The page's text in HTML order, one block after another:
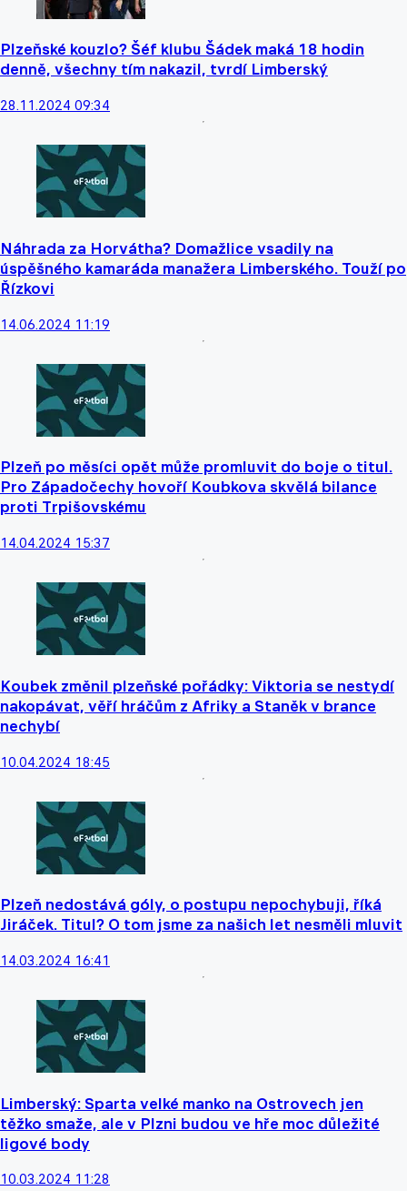
Plzeňské kouzlo? Šéf klubu Šádek maká 18 hodin
denně, všechny tím nakazil, tvrdí Limberský
28.11.2024 09:34
Náhrada za Horvátha? Domažlice vsadily na
úspěšného kamaráda manažera Limberského. Touží po
Řízkovi
14.06.2024 11:19
Plzeň po měsíci opět může promluvit do boje o titul.
Pro Západočechy hovoří Koubkova skvělá bilance
proti Trpišovskému
14.04.2024 15:37
Koubek změnil plzeňské pořádky: Viktoria se nestydí
nakopávat, věří hráčům z Afriky a Staněk v brance
nechybí
10.04.2024 18:45
Plzeň nedostává góly, o postupu nepochybuji, říká
Jiráček. Titul? O tom jsme za našich let nesměli mluvit
14.03.2024 16:41
Limberský: Sparta velké manko na Ostrovech jen
těžko smaže, ale v Plzni budou ve hře moc důležité
ligové body
10.03.2024 11:28